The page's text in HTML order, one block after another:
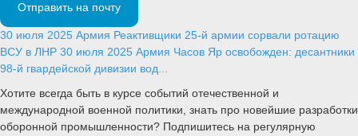
Отправить на почту
30 июля 2025 Армия Реактивщики 25-й армии сорвали ротацию
ВСУ в ЛНР 30 июля 2025 Армия Часов Яр освобожден: десантники
98-й гвардейской дивизии вод...
Хотите всегда быть в курсе событий отечественной и
международной военной политики, знать про новейшие разработки
оборонной промышленности? Подпишитесь на регулярную